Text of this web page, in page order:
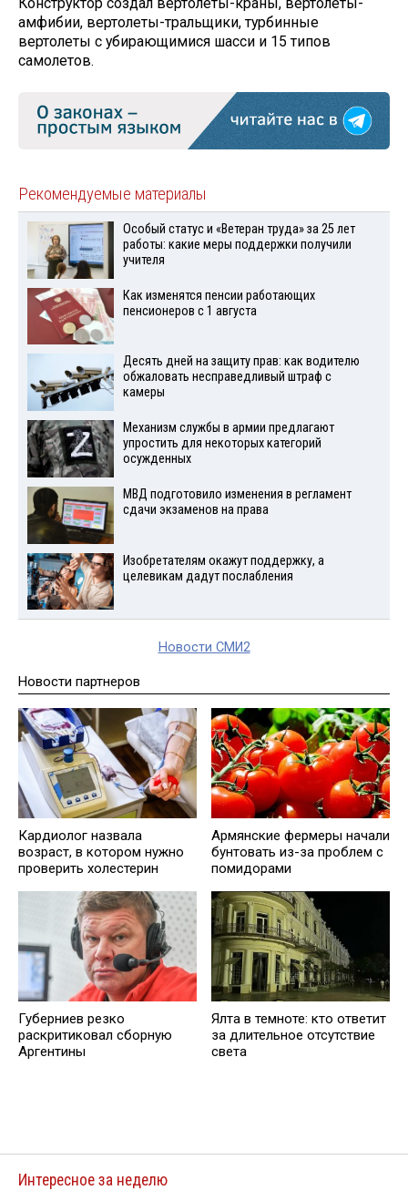
Конструктор создал вертолеты-краны, вертолеты-
амфибии, вертолеты-тральщики, турбинные
вертолеты с убирающимися шасси и 15 типов
самолетов.
Рекомендуемые материалы
Особый статус и «Ветеран труда» за 25 лет
работы: какие меры поддержки получили
учителя
Как изменятся пенсии работающих
пенсионеров с 1 августа
Десять дней на защиту прав: как водителю
обжаловать несправедливый штраф с
камеры
Механизм службы в армии предлагают
упростить для некоторых категорий
осужденных
МВД подготовило изменения в регламент
сдачи экзаменов на права
Изобретателям окажут поддержку, а
целевикам дадут послабления
Новости СМИ2
Новости партнеров
Кардиолог назвала
возраст, в котором нужно
проверить холестерин
Армянские фермеры начали
бунтовать из-за проблем с
помидорами
Губерниев резко
раскритиковал сборную
Аргентины
Ялта в темноте: кто ответит
за длительное отсутствие
света
Интересное за неделю